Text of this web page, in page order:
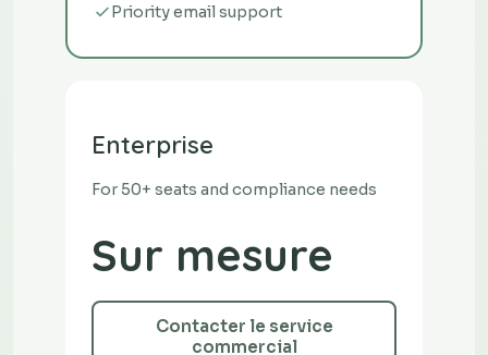
Priority email support
Enterprise
For 50+ seats and compliance needs
Sur mesure
Contacter le service
commercial